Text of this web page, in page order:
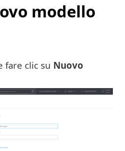
modello
fare clic su Nuovo